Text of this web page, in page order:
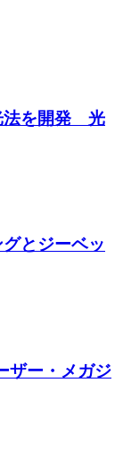
法を開発 光
とジーベッ
ザー・メガジ